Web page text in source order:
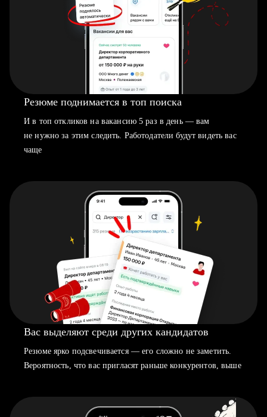
Резюме поднимается в топ поиска
И в топ откликов на вакансию 5 раз в день — вам
не нужно за этим следить. Работодатели будут видеть вас
чаще
Вас выделяют среди других кандидатов
Резюме ярко подсвечивается — его сложно не заметить.
Вероятность, что вас пригласят раньше конкурентов, выше